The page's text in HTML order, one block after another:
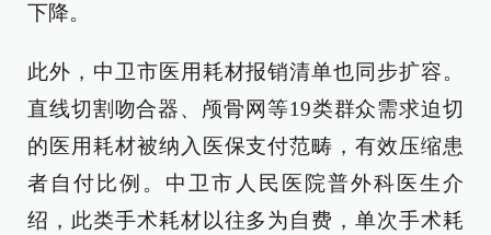
下降。
此外，中卫市医用耗材报销清单也同步扩容。
直线切割吻合器、颅骨网等19类群众需求迫切
的医用耗材被纳入医保支付范畴，有效压缩患
者自付比例。中卫市人民医院普外科医生介
绍，此类手术耗材以往多为自费，单次手术耗